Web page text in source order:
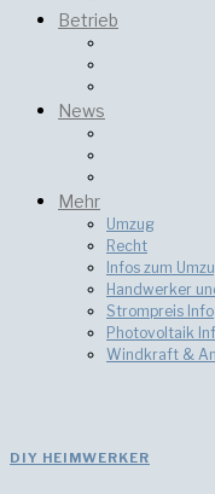
Betrieb
News
Mehr
Umzug
Recht
Infos zum
Handwerker
Strompreis Info
Photovoltaik
Windkraft &
DIY HEIMWERKER